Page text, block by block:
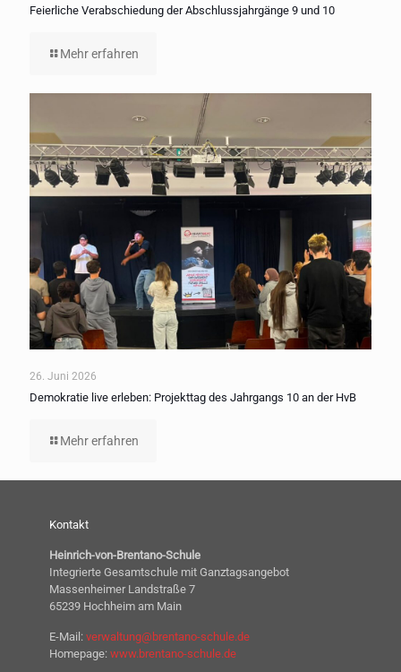
Feierliche Verabschiedung der Abschlussjahrgänge 9 und 10
Mehr erfahren
26. Juni 2026
Demokratie live erleben: Projekttag des Jahrgangs 10 an der HvB
Mehr erfahren
Kontakt
Heinrich-von-Brentano-Schule
Integrierte Gesamtschule mit Ganztagsangebot
Massenheimer Landstraße 7
65239 Hochheim am Main
E-Mail: verwaltung@brentano-schule.de
Homepage: www.brentano-schule.de